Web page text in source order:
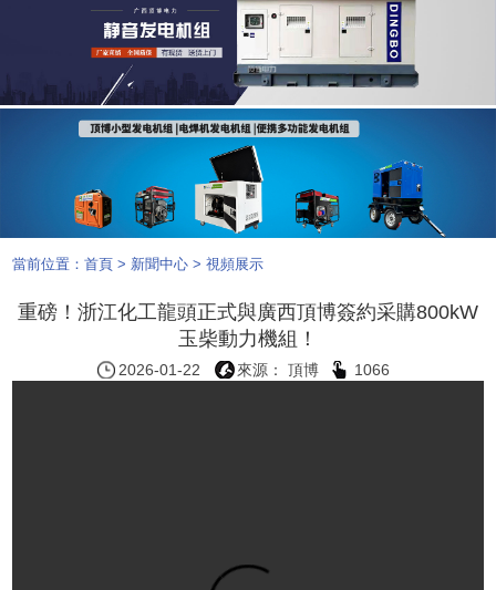
當前位置：首頁 > 新聞中心 >視頻展示
重磅！浙江化工龍頭正式與廣西頂博簽約采購800kW
玉柴動力機組！
2026-01-22 來源： 頂博 1066